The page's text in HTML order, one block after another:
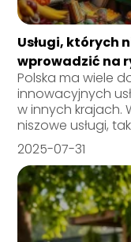
Usługi, których
wprowadzić na
Polska ma wiele
innowacyjnych
w innych krajach.
niszowe usługi,
2025-07-31